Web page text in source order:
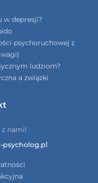
w depresji?
psychoruchowej z
ludziom?
a związki
nami!
psycholog.pl